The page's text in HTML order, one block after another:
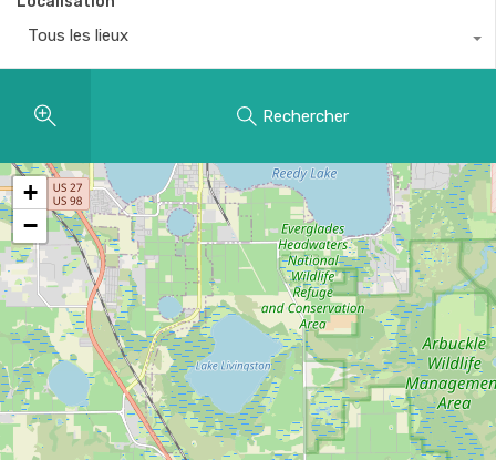
Tous les lieux
Rechercher
+
−